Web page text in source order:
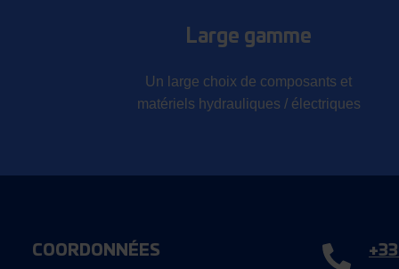
Large gamme
Un large choix de composants et
matériels hydrauliques / électriques
COORDONNÉES